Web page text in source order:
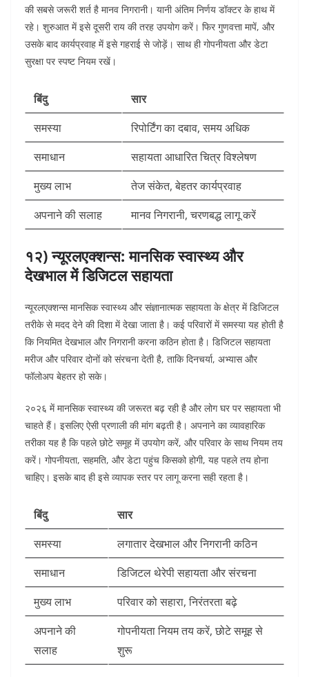
की सबसे जरूरी शर्त है मानव निगरानी। यानी अंतिम निर्णय डॉक्टर के हाथ में
रहे। शुरुआत में इसे दूसरी राय की तरह उपयोग करें। फिर गुणवत्ता मापें, और
उसके बाद कार्यप्रवाह में इसे गहराई से जोड़ें। साथ ही गोपनीयता और डेटा
सुरक्षा पर स्पष्ट नियम रखें।
बिंदु
सार
समस्या
रिपोर्टिंग का दबाव, समय अधिक
समाधान
सहायता आधारित चित्र विश्लेषण
मुख्य लाभ
तेज संकेत, बेहतर कार्यप्रवाह
अपनाने की सलाह
मानव निगरानी, चरणबद्ध लागू करें
१२) न्यूरलएक्शन्स: मानसिक स्वास्थ्य और
देखभाल में डिजिटल सहायता
न्यूरलएक्शन्स मानसिक स्वास्थ्य और संज्ञानात्मक सहायता के क्षेत्र में डिजिटल
तरीके से मदद देने की दिशा में देखा जाता है। कई परिवारों में समस्या यह होती है
कि नियमित देखभाल और निगरानी करना कठिन होता है। डिजिटल सहायता
मरीज और परिवार दोनों को संरचना देती है, ताकि दिनचर्या, अभ्यास और
फॉलोअप बेहतर हो सके।
२०२६ में मानसिक स्वास्थ्य की जरूरत बढ़ रही है और लोग घर पर सहायता भी
चाहते हैं। इसलिए ऐसी प्रणाली की मांग बढ़ती है। अपनाने का व्यावहारिक
तरीका यह है कि पहले छोटे समूह में उपयोग करें, और परिवार के साथ नियम तय
करें। गोपनीयता, सहमति, और डेटा पहुंच किसको होगी, यह पहले तय होना
चाहिए। इसके बाद ही इसे व्यापक स्तर पर लागू करना सही रहता है।
बिंदु
सार
समस्या
लगातार देखभाल और निगरानी कठिन
समाधान
डिजिटल थेरेपी सहायता और संरचना
मुख्य लाभ
परिवार को सहारा, निरंतरता बढ़े
अपनाने की
सलाह
गोपनीयता नियम तय करें, छोटे समूह से
शुरू